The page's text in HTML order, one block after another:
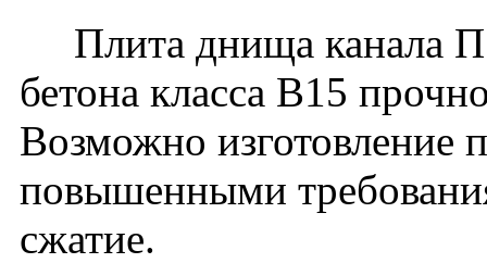
Плита днища канала
бетона класса В15
Возможно изготовление
повышенными
сжатие.